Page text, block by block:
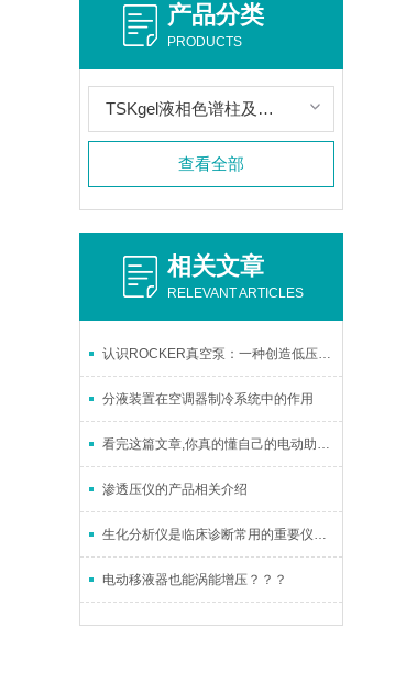
产品分类
PRODUCTS
TSKgel液相色谱柱及配件
查看全部
相关文章
RELEVANT ARTICLES
认识ROCKER真空泵：一种创造低压环境的实用设备
分液装置在空调器制冷系统中的作用
看完这篇文章,你真的懂自己的电动助吸器吗?
渗透压仪的产品相关介绍
生化分析仪是临床诊断常用的重要仪器之一
电动移液器也能涡能增压？？？